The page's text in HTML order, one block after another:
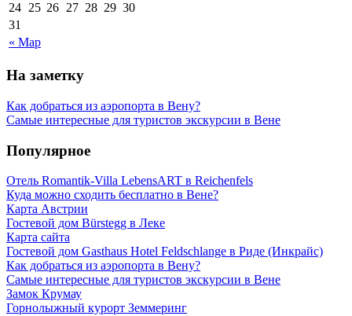
« Мар
24 25 26 27 28 29 30
31
На заметку
Как добраться из аэропорта в Вену?
Самые интересные для туристов экскурсии в Вене
Популярное
Отель Romantik-Villa LebensART в Reichenfels
Куда можно сходить бесплатно в Вене?
Карта Австрии
Гостевой дом Bürstegg в Леке
Карта сайта
Гостевой дом Gasthaus Hotel Feldschlange в Риде (Инкрайс)
Как добраться из аэропорта в Вену?
Самые интересные для туристов экскурсии в Вене
Замок Крумау
Горнолыжный курорт Земмеринг